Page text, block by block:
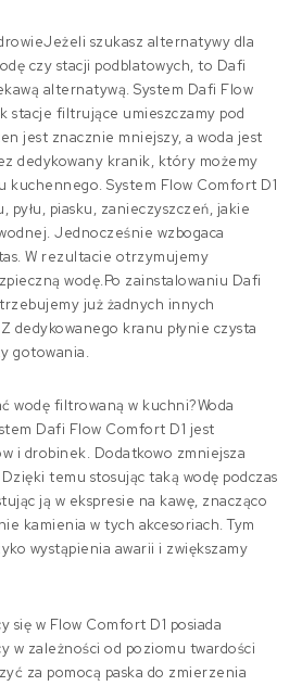
szukasz alternatywy dla
czy stacji podblatowych, to Dafi
alternatywą. System Dafi Flow
stacje filtrujące umieszczamy pod
jest znacznie mniejszy, a woda jest
dedykowany kranik, który możemy
kuchennego. System Flow Comfort D1
pyłu, piasku, zanieczyszczeń, jakie
Jednocześnie wzbogaca
W rezultacie otrzymujemy
wodę.Po zainstalowaniu Dafi
już żadnych innych
dedykowanego kranu płynie czysta
gotowania.
wodę filtrowaną w kuchni?Woda
Dafi Flow Comfort D1 jest
i drobinek. Dodatkowo zmniejsza
temu stosując taką wodę podczas
ją w ekspresie na kawę, znacząco
kamienia w tych akcesoriach. Tym
wystąpienia awarii i zwiększamy
się w Flow Comfort D1 posiada
w zależności od poziomu twardości
za pomocą paska do zmierzenia